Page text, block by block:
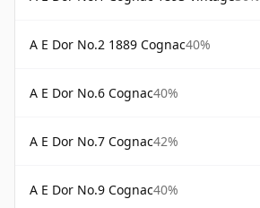
A E Dor No.2 1889 Cognac40%
A E Dor No.6 Cognac40%
A E Dor No.7 Cognac42%
A E Dor No.9 Cognac40%